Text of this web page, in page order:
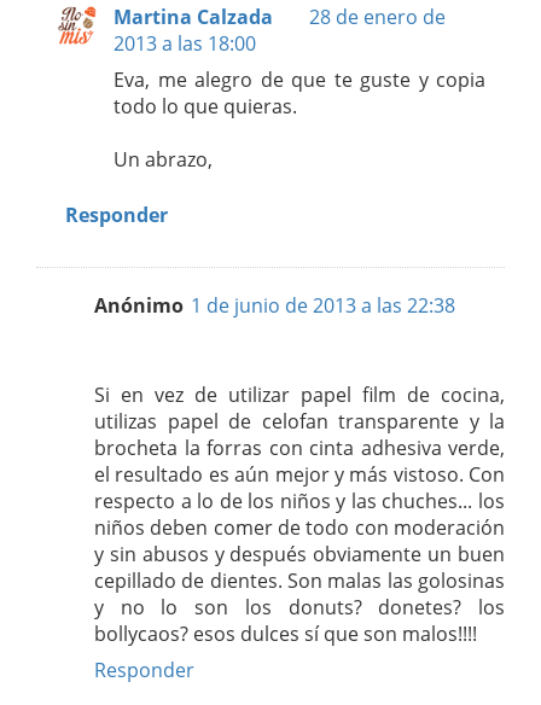
Martina Calzada
28 de enero de
2013 a las 18:00
Eva, me alegro de que te guste y copia
todo lo que quieras.
Un abrazo,
Responder
Anónimo 1 de junio de 2013 a las 22:38
Si en vez de utilizar papel film de cocina,
utilizas papel de celofan transparente y la
brocheta la forras con cinta adhesiva verde,
el resultado es aún mejor y más vistoso. Con
respecto a lo de los niños y las chuches... los
niños deben comer de todo con moderación
y sin abusos y después obviamente un buen
cepillado de dientes. Son malas las golosinas
y no lo son los donuts? donetes? los
bollycaos? esos dulces sí que son malos!!!!
Responder